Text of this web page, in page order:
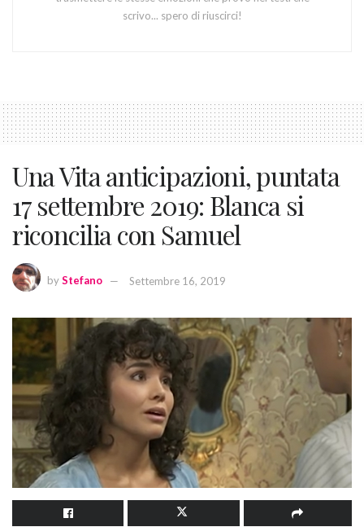
scrivo... spero di riuscirci!
Una Vita anticipazioni, puntata
17 settembre 2019: Blanca si
riconcilia con Samuel
byStefano Settembre 16, 2019